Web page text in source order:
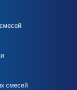
смесей